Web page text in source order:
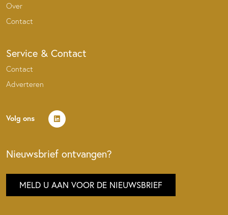
Over
Contact
Service & Contact
Contact
Adverteren
Volg ons
Nieuwsbrief ontvangen?
MELD U AAN VOOR DE NIEUWSBRIEF